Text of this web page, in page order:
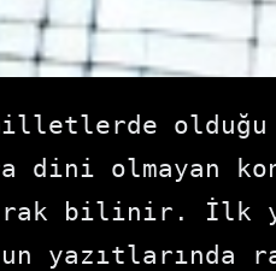
olduğu
dini olmayan
bilinir. İlk
yazıtlarında